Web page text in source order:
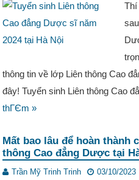
Thí
thông tin về lớp Liên thông Cao
đây! Tuyển sinh Liên thông Cao
thГЄm »
Mất bao lâu để hoàn thành
thông Cao đẳng Dược tại
Trần Mỹ Trinh Trinh 03/10/2023